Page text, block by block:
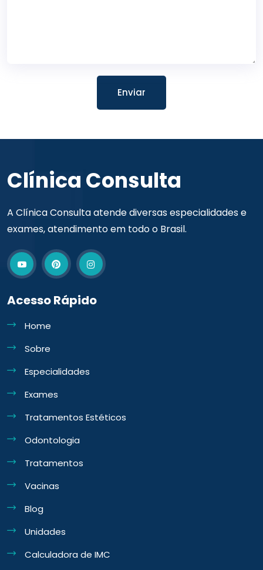
Enviar
Clínica Consulta
A Clínica Consulta atende diversas especialidades e
exames, atendimento em todo o Brasil.
Acesso Rápido
Home
Sobre
Especialidades
Exames
Tratamentos Estéticos
Odontologia
Tratamentos
Vacinas
Blog
Unidades
Calculadora de IMC